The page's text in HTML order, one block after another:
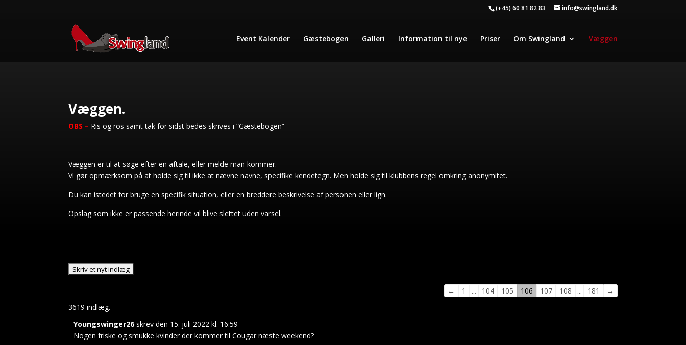
(+45) 60 81 82 83 info@swingland.dk
Event Kalender Gæstebogen Galleri Information til nye Priser Om Swingland Væggen
Væggen.
OBS – Ris og ros samt tak for sidst bedes skrives i “Gæstebogen”
Væggen er til at søge efter en aftale, eller melde man kommer.
Vi gør opmærksom på at holde sig til ikke at nævne navne, specifike kendetegn. Men holde sig til klubbens regel omkring anonymitet.
Du kan istedet for bruge en specifik situation, eller en breddere beskrivelse af personen eller lign.
Opslag som ikke er passende herinde vil blive slettet uden varsel.
Navigation
← 1 ... 104 105 106 107 108 ... 181
→
3619 indlæg.
Youngswinger26skrev den 15. juli 2022 kl. 16:59
Nogen friske og smukke kvinder der kommer til Cougar næste weekend?